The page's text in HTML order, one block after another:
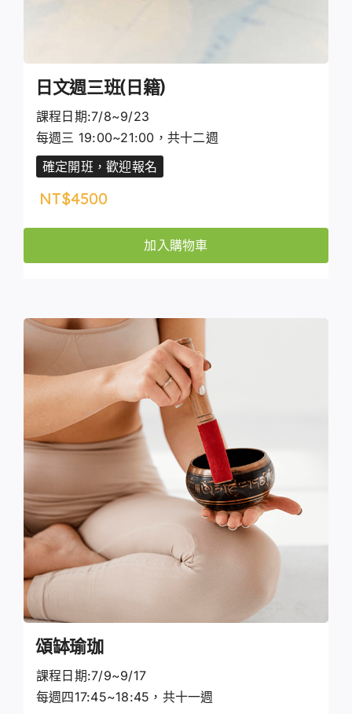
日文週三班(日籍)
課程日期:7/8~9/23
每週三 19:00~21:00，共十二週
確定開班，歡迎報名
NT$4500
加入購物車
頌缽瑜珈
課程日期:7/9~9/17
每週四17:45~18:45，共十一週